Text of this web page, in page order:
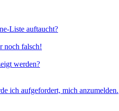
Liste auftaucht?
noch falsch!
werden?
ich aufgefordert, mich anzumelden.